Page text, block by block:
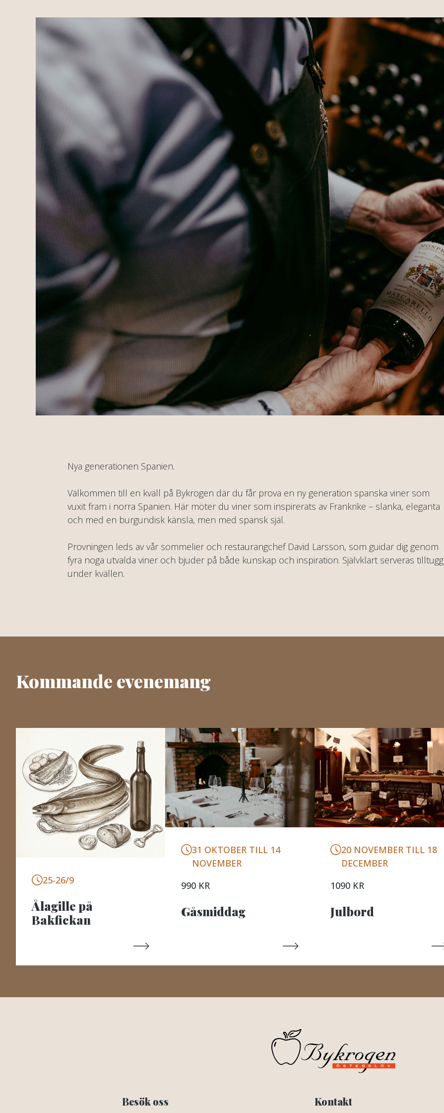
Nya generationen Spanien.
Välkommen till en kväll på Bykrogen där du får prova en ny generation spanska viner som
vuxit fram i norra Spanien. Här möter du viner som inspirerats av Frankrike – slanka, eleganta
och med en burgundisk känsla, men med spansk själ.
Provningen leds av vår sommelier och restaurangchef David Larsson, som guidar dig genom
fyra noga utvalda viner och bjuder på både kunskap och inspiration. Självklart serveras tilltugg
under kvällen.
Kommande evenemang
25-26/9
Ålagille på
Bakfickan
31 OKTOBER TILL 14
NOVEMBER
990 KR
Gåsmiddag
20 NOVEMBER TILL 18
DECEMBER
1090 KR
Julbord
Besök oss Kontakt